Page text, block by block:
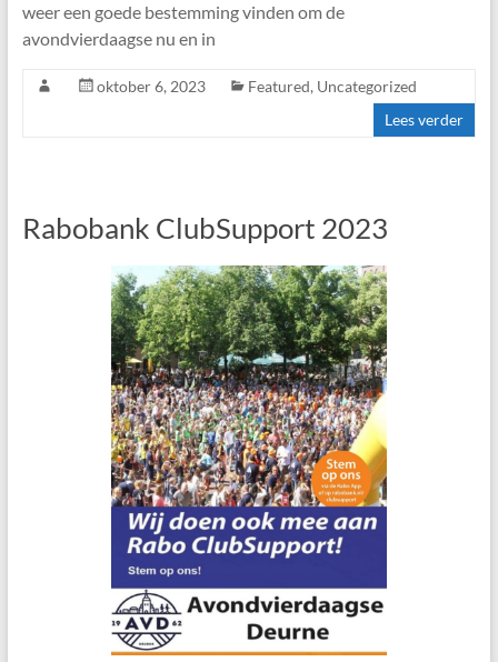
weer een goede bestemming vinden om de
avondvierdaagse nu en in
oktober 6, 2023 Featured, Uncategorized
Lees verder
Rabobank ClubSupport 2023